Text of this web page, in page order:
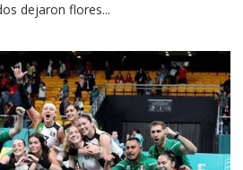
dejaron flores...